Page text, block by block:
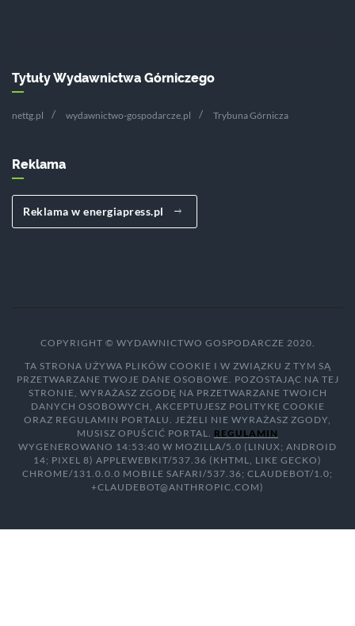
Tytuły Wydawnictwa Górniczego
nettg.pl wydawnictwo-gospodarcze.pl Trybuna Górnicza
Reklama
Reklama w energiapress.pl
COPYRIGHT © WYDAWNICTWO GOSPODARCZE 2020.
TA STRONA UŻYWA PLIKÓW COOKIE I W ZWIĄZKU Z TYM SĄ
PRZETWARZANE TWOJE DANE OSOBOWE. POZOSTAJĄC NA TEJ
STRONIE, WYRAŻASZ ZGODĘ NA PRZETWARZANE TWOICH
DANYCH OSOBOWYCH, AKCEPTUJESZ POLITYKĘ COOKIE
ORAZ REGULAMIN PORTALU. JEŻELI NIE WYRAŻASZ ZGODY,
MUSISZ OPUŚCIĆ PORTAL. REGULAMIN
WYGENEROWANO 14:53:40 W MOZILLA/5.0 (LINUX; ANDROID
14; PIXEL 8) APPLEWEBKIT/537.36 (KHTML, LIKE GECKO)
CHROME/131.0.0.0 MOBILE SAFARI/537.36; CLAUDEBOT/1.0;
+CLAUDEBOT@ANTHROPIC.COM)